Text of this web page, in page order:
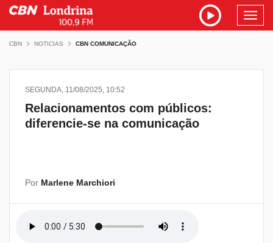
CBN NOTICIAS CBN COMUNICAÇÃO
SEGUNDA, 11/08/2025, 10:52
Relacionamentos com públicos:
diferencie-se na comunicação
Por Marlene Marchiori